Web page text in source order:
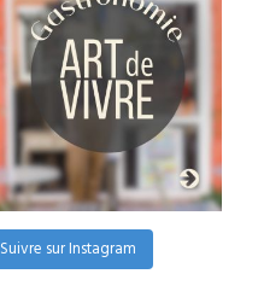
Suivre sur Instagram